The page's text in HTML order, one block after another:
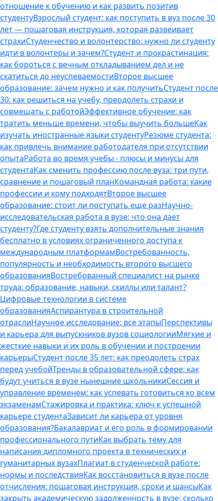
отношение к обучению и как развить позитив
студентуВзрослый студент: как поступить в вуз после 30
лет — пошаговая инструкция, которая развеивает
страхиСтуденчество и волонтерство: нужно ли cтуденту
идти в волонтеры и зачем?Студент и прокрастинация:
как бороться с вечным откладыванием дел и не
скатиться до неуспеваемостиВторое высшее
образование: зачем нужно и как получитьСтудент после
30: как решиться на учебу, преодолеть страхи и
совмещать с работойЭффективное обучение: как
тратить меньше времени, чтобы выучить большеКак
изучать иностранные языки студентуРезюме студента:
как привлечь внимание работодателя при отсутствии
опытаРабота во время учебы - плюсы и минусы для
студентаКак сменить профессию после вуза: три пути,
сравнение и пошаговый планКомандная работа: какие
профессии и кому подходятВторое высшее
образование: стоит ли поступать еще разНаучно-
исследовательская работа в вузе: что она дает
студенту?Где студенту взять дополнительные знания
бесплатно в условиях ограниченного доступа к
международным платформамВостребованность,
популярность и необходимость второго высшего
образованияВостребованный специалист на рынке
труда: образование, навыки, скиллы или талант?
Цифровые технологии в системе
образованияАспирантура в строительной
отраслиНаучное исследование: все этапыПерспективы
и карьера для выпускников вузов социологииМягкие и
жесткие навыки и их роль в обучении и построении
карьерыСтудент после 35 лет: как преодолеть страх
перед учебойТренды в образовательной сфере: как
будут учиться в вузе нынешние школьникиСессия и
управление временем: как успевать готовиться ко всем
экзаменамСтажировка и практика: ключ к успешной
карьере студентаЗависит ли карьера от уровня
образования?Бакалавриат и его роль в формировании
профессионального путиКак выбрать тему для
написания дипломного проекта в технических и
гуманитарных вузахПлагиат в студенческой работе:
нормы и последствияКак восстановиться в вузе после
отчисления: пошаговая инструкция, сроки и шансыКак
закрыть академическую задолженность в вузе: сколько